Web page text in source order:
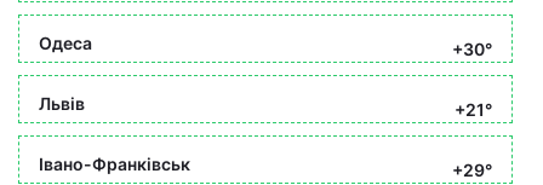
Одеса +30°
Львів +21°
Івано-Франківськ +29°